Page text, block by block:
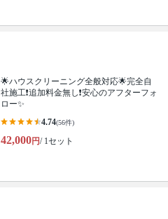
🌟ハウスクリーニング全般対応🌟完全自
社施工❗️追加料金無し❗️安心のアフターフォ
ロー✨
4.74(56件)
42,000円/ 1セット